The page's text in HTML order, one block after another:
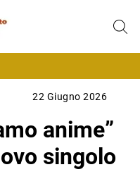
22 Giugno 2026
anime”
singolo